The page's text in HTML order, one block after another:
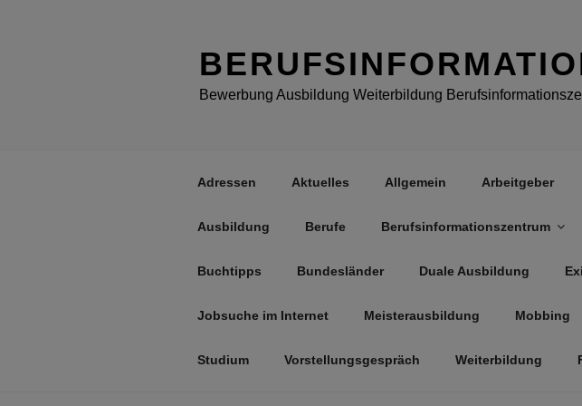
Bewerbung Ausbildung Weiterbildung
Adressen Aktuelles Allgemein Arbeitgeber
Ausbildung Berufe Berufsinformationszentrum
Buchtipps Bundesländer Duale Ausbildung
Jobsuche im Internet Meisterausbildung Mobbing
Studium Vorstellungsgespräch Weiterbildung